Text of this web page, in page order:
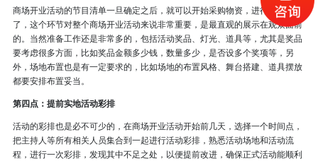
商场开业活动的节目清单一旦确定之后，就可以开始采购物资，进行场地布置
了，这个环节对整个商场开业活动来说非常重要，是最直观的展示在观众面前
的。当然准备工作还是非常多的，包括活动奖品、灯光、道具等，尤其是奖品
要考虑很多方面，比如奖品金额多少钱，数量多少，是否设多个奖项等，另
外，场地布置也是有一定要求的，比如场地的布置风格、舞台搭建、道具摆放
都要安排布置妥当。
第四点：提前实地活动彩排
活动的彩排也是必不可少的，在商场开业活动开始前几天，选择一个时间点，
把主持人等所有相关人员集合到一起进行活动彩排，熟悉活动场地和活动流
程，进行一次彩排，发现其中不足之处，以便提前改进，确保正式活动能顺利